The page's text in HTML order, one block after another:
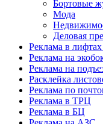
Бортовые
Мода
Деловая
Реклама в
Реклама на
Реклама на
Расклейка
Реклама по
Реклама в ТРЦ
Реклама в БЦ